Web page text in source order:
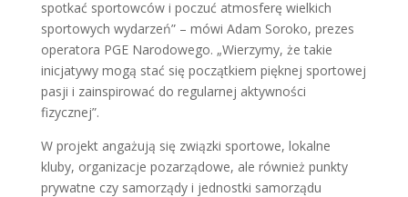
spotkać sportowców i poczuć atmosferę wielkich
sportowych wydarzeń” – mówi Adam Soroko, prezes
operatora PGE Narodowego. „Wierzymy, że takie
inicjatywy mogą stać się początkiem pięknej sportowej
pasji i zainspirować do regularnej aktywności
fizycznej”.
W projekt angażują się związki sportowe, lokalne
kluby, organizacje pozarządowe, ale również punkty
prywatne czy samorządy i jednostki samorządu